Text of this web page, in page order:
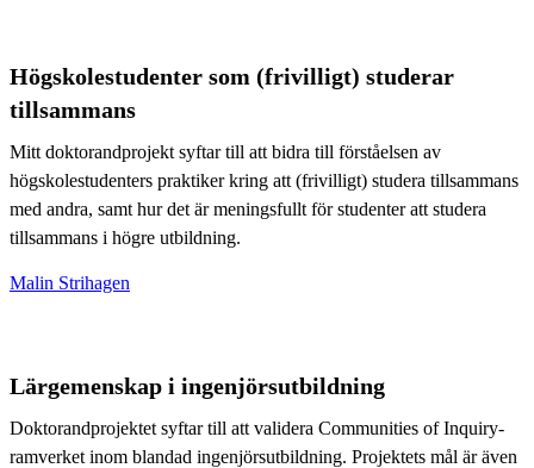
Högskolestudenter som (frivilligt) studerar
tillsammans
Mitt doktorandprojekt syftar till att bidra till förståelsen av
högskolestudenters praktiker kring att (frivilligt) studera tillsammans
med andra, samt hur det är meningsfullt för studenter att studera
tillsammans i högre utbildning.
Malin Strihagen
Lärgemenskap i ingenjörsutbildning
Doktorandprojektet syftar till att validera Communities of Inquiry-
ramverket inom blandad ingenjörsutbildning. Projektets mål är även